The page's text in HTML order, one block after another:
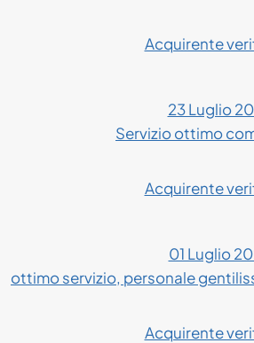
Acquirente
23 Luglio
Servizio ottimo
Acquirente
01 Luglio
ottimo servizio, personale
Acquirente